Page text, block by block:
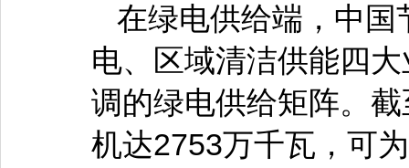
在绿电供给端，中
电、区域清洁供能四
调的绿电供给矩阵。
机达2753万千瓦，可